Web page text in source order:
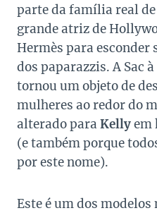
parte da família real
grande atriz de
Hermès para esconder
dos paparazzis. A Sac
tornou um objeto de
mulheres ao redor do
alterado para Kellyem
(e também porque
por este nome).
Este é um dos